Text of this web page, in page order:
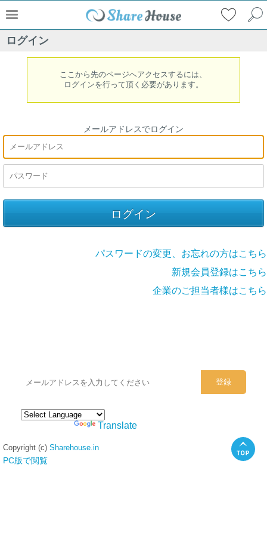
ログイン
ここから先のページへアクセスするには、
ログインを行って頂く必要があります。
メールアドレスでログイン
パスワードの変更、お忘れの方はこちら
新規会員登録はこちら
企業のご担当者様はこちら
Translate
Copyright (c) Sharehouse.in
PC版で閲覧